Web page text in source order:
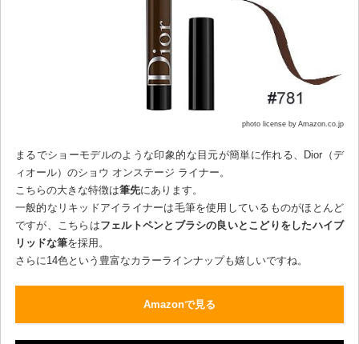
photo license by Amazon.co.jp
まるでショーモデルのような印象的な目元が簡単に作れる、Dior（デ
ィオール）のショウ オンステージ ライナー。
こちらの大きな特徴は筆先にあります。
一般的なリキッドアイライナーは毛筆を使用しているものがほとんど
ですが、こちらはフェルトペンとブラシの良いとこどりをしたハイブ
リッドな筆を採用。
さらに14色という豊富なカラーラインナップも嬉しいですね。
Amazonで見る